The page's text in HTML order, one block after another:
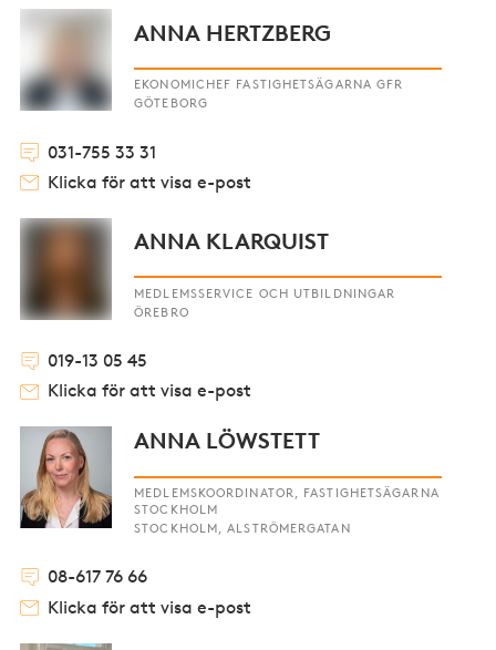
ANNA HERTZBERG
EKONOMICHEF FASTIGHETSÄGARNA GFR
GÖTEBORG
031-755 33 31
Klicka för att visa e-post
ANNA KLARQUIST
MEDLEMSSERVICE OCH UTBILDNINGAR
ÖREBRO
019-13 05 45
Klicka för att visa e-post
ANNA LÖWSTETT
MEDLEMSKOORDINATOR, FASTIGHETSÄGARNA
STOCKHOLM
STOCKHOLM, ALSTRÖMERGATAN
08-617 76 66
Klicka för att visa e-post